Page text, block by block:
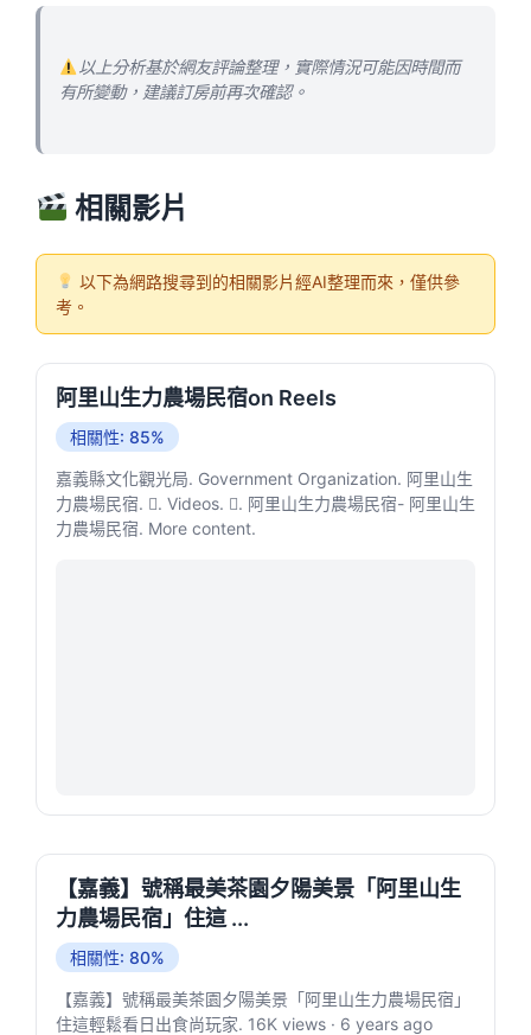
以上分析基於網友評論整理，實際情況可能因時間而
有所變動，建議訂房前再次確認。
相關影片
以下為網路搜尋到的相關影片經AI整理而來，僅供參
考。
阿里山生力農場民宿on Reels
相關性: 85%
嘉義縣文化觀光局. Government Organization. 阿里山生
力農場民宿. 󱙿. Videos. 󱙿. 阿里山生力農場民宿- 阿里山生
力農場民宿. More content.
【嘉義】號稱最美茶園夕陽美景「阿里山生
力農場民宿」住這 ...
相關性: 80%
【嘉義】號稱最美茶園夕陽美景「阿里山生力農場民宿」
住這輕鬆看日出食尚玩家. 16K views · 6 years ago